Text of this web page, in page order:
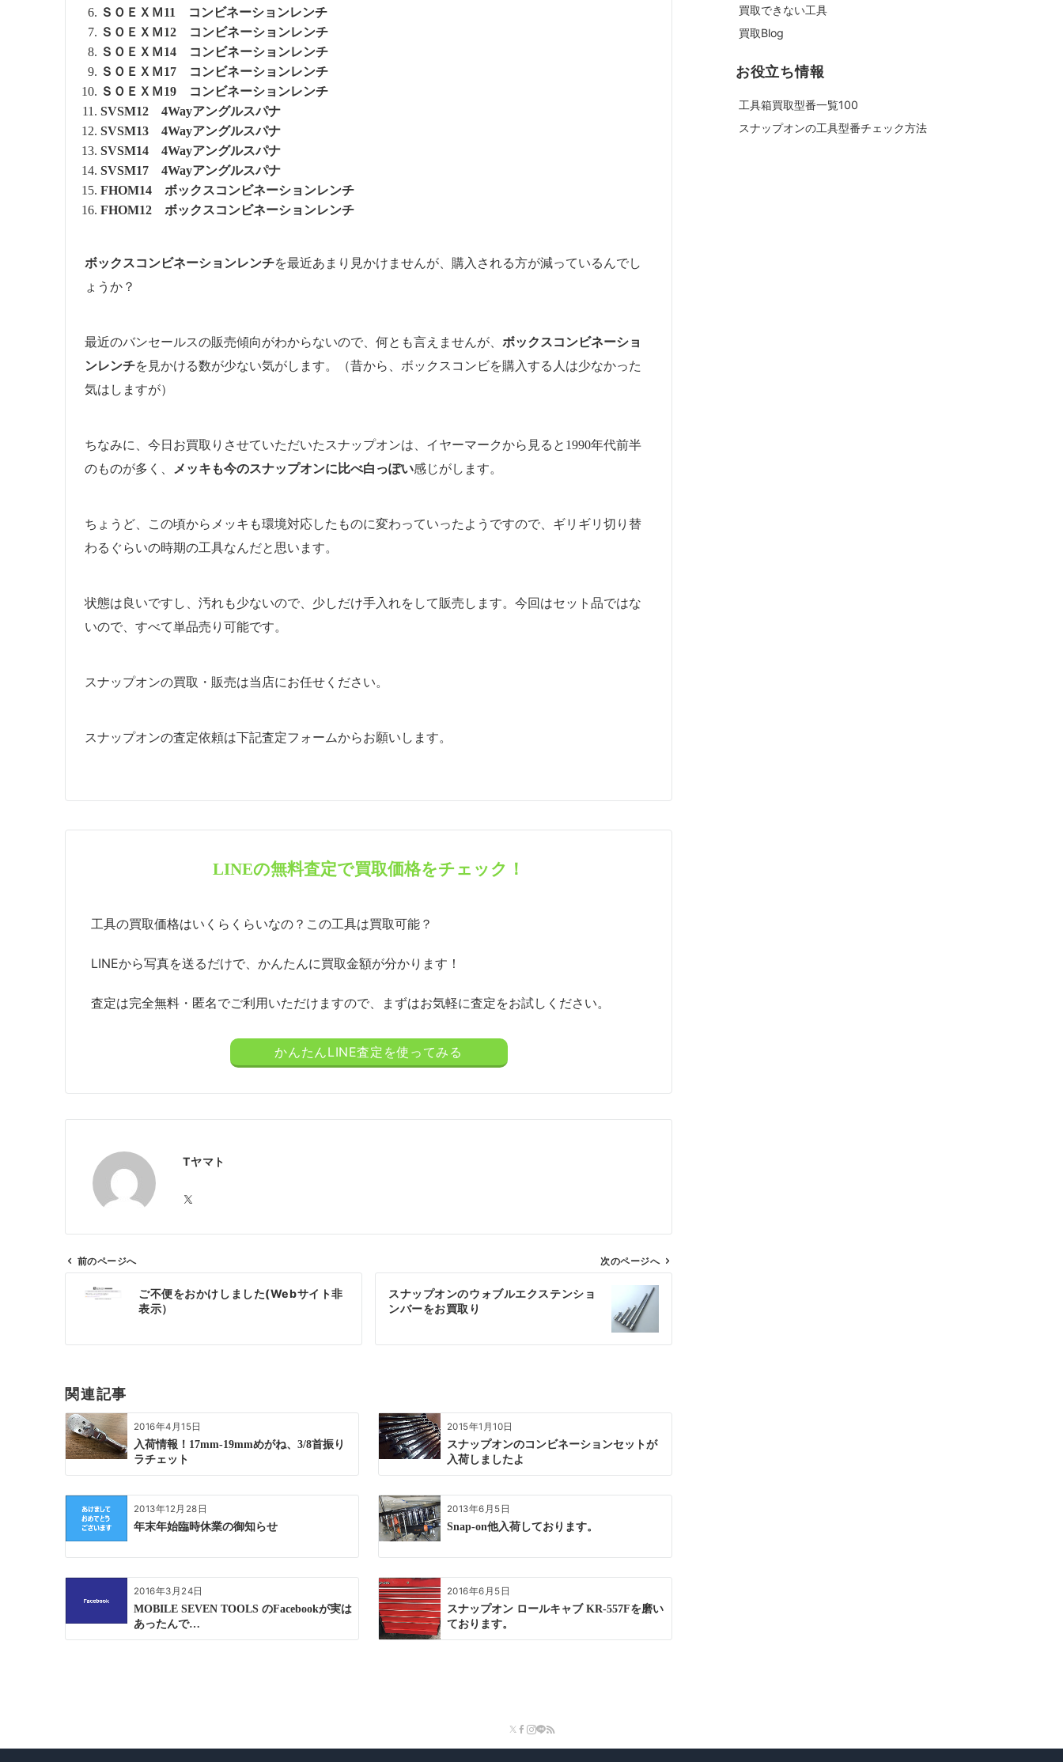
ＳＯＥＸＭ11 コンビネーションレンチ
ＳＯＥＸＭ12 コンビネーションレンチ
ＳＯＥＸＭ14 コンビネーションレンチ
ＳＯＥＸＭ17 コンビネーションレンチ
ＳＯＥＸＭ19 コンビネーションレンチ
SVSM12
4Wayアングルスパナ
SVSM13
4Wayアングルスパナ
SVSM14
4Wayアングルスパナ
SVSM17
4Wayアングルスパナ
FHOM14 ボックスコンビネーションレンチ
FHOM12 ボックスコンビネーションレンチ
ボックスコンビネーションレンチを最近あまり見かけませんが、購入される方が減っているんでし
ょうか？
最近のバンセールスの販売傾向がわからないので、何とも言えませんが、 ボックスコンビネーショ
ンレンチを見かける数が少ない気がします。（昔から、ボックスコンビを購入する人は少なかった
気はしますが）
ちなみに、今日お買取りさせていただいたスナップオンは、イヤーマークから見ると1990年代前半
のものが多く、
メッキも今のスナップオンに比べ白っぽい感じがします。
ちょうど、この頃からメッキも環境対応したものに変わっていったようですので、ギリギリ切り替
わるぐらいの時期の工具なんだと思います。
状態は良いですし、汚れも少ないので、少しだけ手入れをして販売します。今回はセット品ではな
いので、すべて単品売り可能です。
スナップオンの買取・販売は当店にお任せください。
スナップオンの査定依頼は下記査定フォームからお願いします。
LINEの無料査定で買取価格をチェック！
工具の買取価格はいくらくらいなの？この工具は買取可能？
LINEから写真を送るだけで、かんたんに買取金額が分かります！
査定は完全無料・匿名でご利用いただけますので、まずはお気軽に査定をお試しください。
かんたんLINE査定を使ってみる
Tヤマト
シ
ョ
ン
前のページへ
ご不便をおかけしました(Webサイト非
表示）
次のページへ
スナップオンのウォブルエクステンショ
ンバーをお買取り
関連記事
2016年4月15日
入荷情報！17mm-19mmめがね、3/8首振り
ラチェット
2015年1月10日
スナップオンのコンビネーションセットが
入荷しましたよ
2013年12月28日
年末年始臨時休業の御知らせ
2013年6月5日
Snap-on他入荷しております。
2016年3月24日
MOBILE SEVEN TOOLS のFacebookが実は
あったんで…
2016年6月5日
スナップオン ロールキャブ KR-557Fを磨い
ております。
買取できない工具
買取Blog
お役立ち情報
工具箱買取型番一覧100
スナップオンの工具型番チェック方法